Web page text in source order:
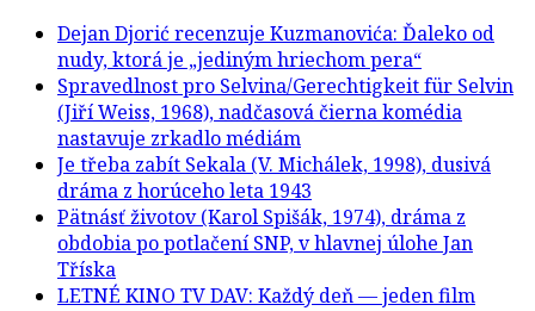
Dejan Djorić recenzuje Kuzmanovića: Ďaleko od
nudy, ktorá je „jediným hriechom pera“
Spravedlnost pro Selvina/Gerechtigkeit für Selvin
(Jiří Weiss, 1968), nadčasová čierna komédia
nastavuje zrkadlo médiám
Je třeba zabít Sekala (V. Michálek, 1998), dusivá
dráma z horúceho leta 1943
Pätnásť životov (Karol Spišák, 1974), dráma z
obdobia po potlačení SNP, v hlavnej úlohe Jan
Tříska
LETNÉ KINO TV DAV: Každý deň — jeden film